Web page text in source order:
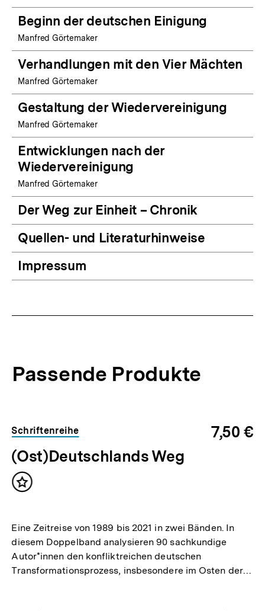
Beginn der deutschen Einigung
Manfred Görtemaker
Verhandlungen mit den Vier Mächten
Manfred Görtemaker
Gestaltung der Wiedervereinigung
Manfred Görtemaker
Entwicklungen nach der
Wiedervereinigung
Manfred Görtemaker
Der Weg zur Einheit – Chronik
Quellen- und Literaturhinweise
Impressum
Passende Produkte
Schriftenreihe
7,50 €
(Ost)Deutschlands Weg
Inhalt
Eine Zeitreise von 1989 bis 2021 in zwei Bänden. In
diesem Doppelband analysieren 90 sachkundige
Autor*innen den konfliktreichen deutschen
Transformationsprozess, insbesondere im Osten der…